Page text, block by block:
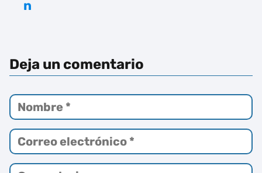
n
Deja un comentario